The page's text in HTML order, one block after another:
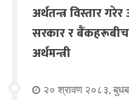
अर्थतन्त्र विस्तार
सरकार र बैंकहरूबीच
अर्थमन्त्री
२० श्रावण २०८३,